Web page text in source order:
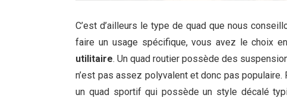
C’est d’ailleurs le type de quad que nous
faire un usage spécifique, vous avez le choix
utilitaire. Un quad routier possède des
n’est pas assez polyvalent et donc pas
un quad sportif qui possède un style décalé